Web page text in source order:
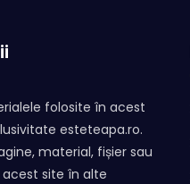
folosite în acest
esteteapa.ro.
material, fișier sau
site în alte